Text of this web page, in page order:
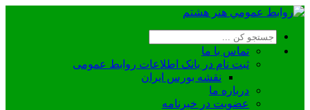
تماس با ما
ثبت نام در بانک اطلاعات روابط عمومی
نقشه بورس ایران
درباره ما
عضويت در خبرنامه